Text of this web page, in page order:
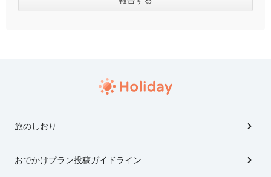
旅のしおり
おでかけプラン投稿ガイドライン